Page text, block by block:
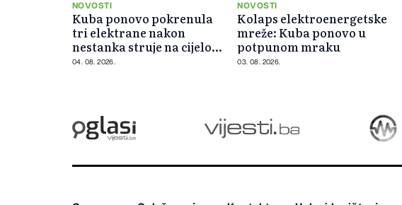
NOVOSTI
Kuba ponovo pokrenula
tri elektrane nakon
nestanka struje na cijelom
ostrvu
04. 08. 2026.
NOVOSTI
Kolaps elektroenergetske
mreže: Kuba ponovo u
potpunom mraku
03. 08. 2026.